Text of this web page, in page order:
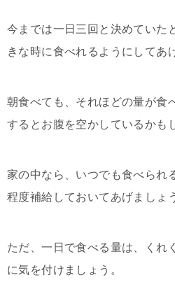
今までは一日三回と決めていた
きな時に食べれるようにしてあ
朝食べても、それほどの量が食
するとお腹を空かしているかも
家の中なら、いつでも食べられ
程度補給しておいてあげましょ
ただ、一日で食べる量は、くれ
に気を付けましょう。